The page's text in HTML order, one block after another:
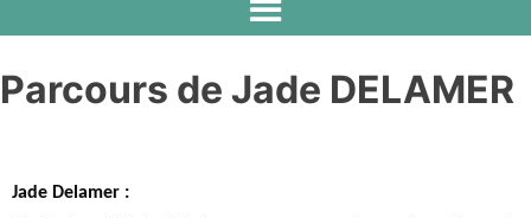
Parcours de Jade DELAMER
Jade Delamer :